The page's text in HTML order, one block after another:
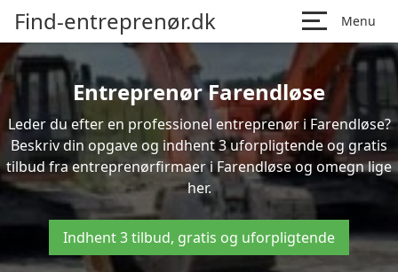
Find-entreprenør.dk Menu
Entreprenør Farendløse
Leder du efter en professionel entreprenør i Farendløse?
Beskriv din opgave og indhent 3 uforpligtende og gratis
tilbud fra entreprenørfirmaer i Farendløse og omegn lige
her.
Indhent 3 tilbud, gratis og uforpligtende